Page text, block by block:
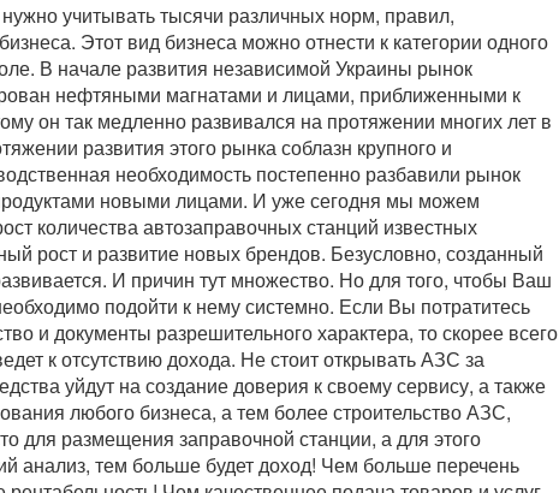
учитывать тысячи различных норм, правил,
Этот вид бизнеса можно отнести к категории одного
В начале развития независимой Украины рынок
нефтяными магнатами и лицами, приближенными к
он так медленно развивался на протяжении многих лет в
развития этого рынка соблазн крупного и
необходимость постепенно разбавили рынок
новыми лицами. И уже сегодня мы можем
количества автозаправочных станций известных
рост и развитие новых брендов. Безусловно, созданный
И причин тут множество. Но для того, чтобы Ваш
подойти к нему системно. Если Вы потратитесь
и документы разрешительного характера, то скорее всего
к отсутствию дохода. Не стоит открывать АЗС за
уйдут на создание доверия к своему сервису, а также
любого бизнеса, а тем более строительство АЗС,
для размещения заправочной станции, а для этого
анализ, тем больше будет доход! Чем больше перечень